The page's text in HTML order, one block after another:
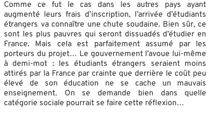
Comme ce fut le cas dans les autres pays ayant
augmenté leurs frais d’inscription, l’arrivée d’étudiants
étrangers va connaître une chute soudaine. Bien sûr, ce
sont les plus pauvres qui seront dissuadés d’étudier en
France. Mais cela est parfaitement assumé par les
porteurs du projet… Le gouvernement l’avoue lui-même
à demi-mot : les étudiants étrangers seraient moins
attirés par la France par crainte que derrière le coût peu
élevé de son éducation ne se cache un mauvais
enseignement. On se demande bien dans quelle
catégorie sociale pourrait se faire cette réflexion…